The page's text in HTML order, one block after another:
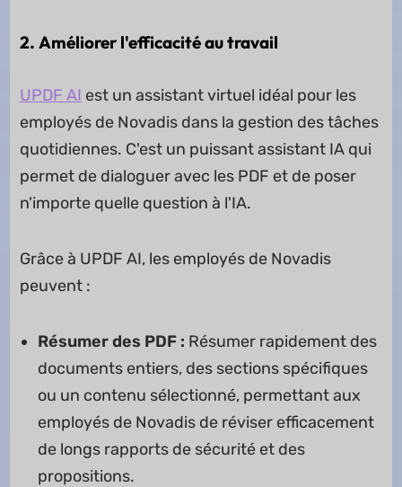
2. Améliorer l'efficacité au travail
UPDF AI est un assistant virtuel idéal pour les
employés de Novadis dans la gestion des tâches
quotidiennes. C'est un puissant assistant IA qui
permet de dialoguer avec les PDF et de poser
n'importe quelle question à l'IA.
Grâce à UPDF AI, les employés de Novadis
peuvent :
Résumer des PDF : Résumer rapidement des
documents entiers, des sections spécifiques
ou un contenu sélectionné, permettant aux
employés de Novadis de réviser efficacement
de longs rapports de sécurité et des
propositions.